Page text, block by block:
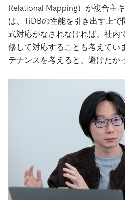
Relational Mapping）が複合主
は、TiDBの性能を引き出す上
式対応がなされなければ、社内
修して対応することも考えてい
テナンスを考えると、避けたか